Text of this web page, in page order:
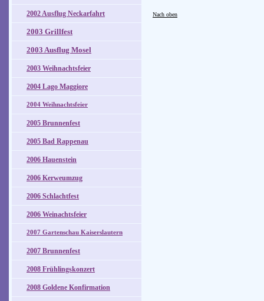
2002 Ausflug Neckarfahrt
2003 Grillfest
2003 Ausflug Mosel
2003 Weihnachtsfeier
2004 Lago Maggiore
2004 Weihnachtsfeier
2005 Brunnenfest
2005 Bad Rappenau
2006 Hauenstein
2006 Kerweumzug
2006 Schlachtfest
2006 Weinachtsfeier
2007 Gartenschau Kaiserslautern
2007 Brunnenfest
2008 Frühlingskonzert
2008 Goldene Konfirmation
Nach oben